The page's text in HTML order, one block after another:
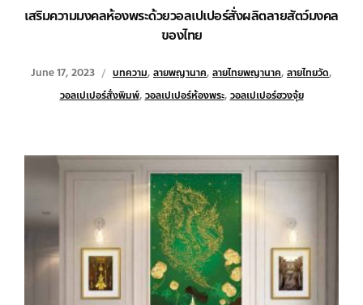
เสริมความมงคลห้องพระด้วยวอลเปเปอร์สั่งผลิตลายสัตว์มงคล
ของไทย
June 17, 2023 บทความ, ลายพญานาค, ลายไทยพญานาค, ลายไทยวัด,
วอลเปเปอร์สั่งพิมพ์, วอลเปเปอร์ห้องพระ, วอลเปเปอร์ฮวงจุ้ย